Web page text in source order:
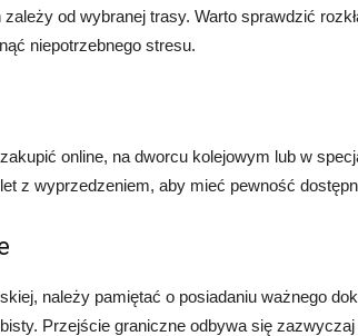
od wybranej trasy. Warto sprawdzić
niepotrzebnego stresu.
online, na dworcu kolejowym lub w
z wyprzedzeniem, aby mieć pewność
należy pamiętać o posiadaniu ważnego
Przejście graniczne odbywa się